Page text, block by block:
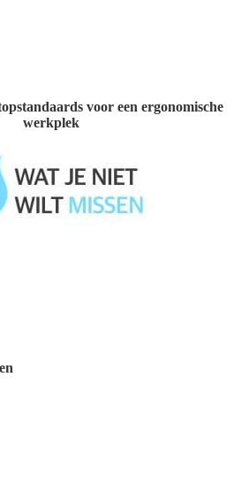
voor een ergonomische
werkplek